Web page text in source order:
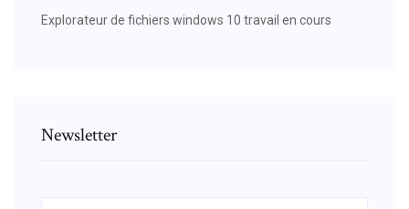
Explorateur de fichiers windows 10 travail en cours
Newsletter